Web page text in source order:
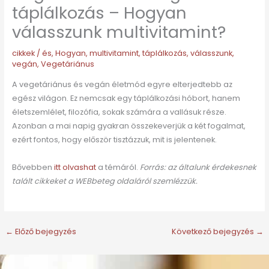
táplálkozás – Hogyan
válasszunk multivitamint?
cikkek/ és, Hogyan, multivitamint, táplálkozás, válasszunk,
vegán, Vegetáriánus
A vegetáriánus és vegán életmód egyre elterjedtebb az
egész világon. Ez nemcsak egy táplálkozási hóbort, hanem
életszemlélet, filozófia, sokak számára a vallásuk része.
Azonban a mai napig gyakran összekeverjük a két fogalmat,
ezért fontos, hogy először tisztázzuk, mit is jelentenek.
Bővebben itt olvashat a témáról. Forrás: az általunk érdekesnek
talált cikkeket a WEBbeteg oldaláról szemlézzük.
← Előző bejegyzés Következő bejegyzés →